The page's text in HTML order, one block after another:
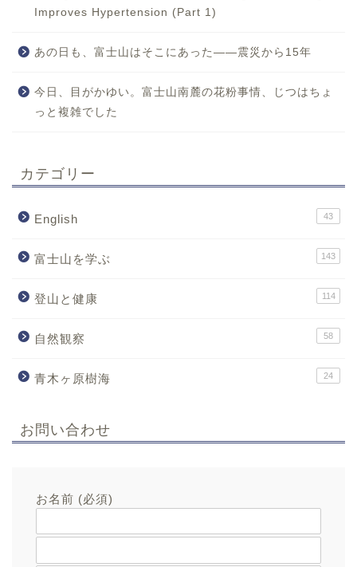
Improves Hypertension (Part 1)
あの日も、富士山はそこにあった——震災から15年
今日、目がかゆい。富士山南麓の花粉事情、じつはちょ
っと複雑でした
カテゴリー
English 43
富士山を学ぶ 143
登山と健康 114
自然観察 58
青木ヶ原樹海 24
お問い合わせ
お名前 (必須)